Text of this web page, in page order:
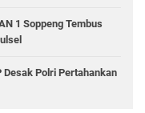
1 Soppeng Tembus
Polri Pertahankan